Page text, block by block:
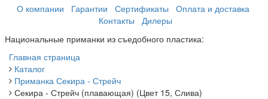
О компании
Гарантии Сертификаты
Оплата и доставка
Контакты
Дилеры
Национальные приманки из съедобного пластика:
Главная страница
Каталог
Приманка Секира - Стрейч
Секира - Стрейч (плавающая) (Цвет 15, Слива)